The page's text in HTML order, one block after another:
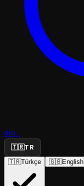
Ara...
🇹🇷TR
🇹🇷Türkçe 🇬🇧English